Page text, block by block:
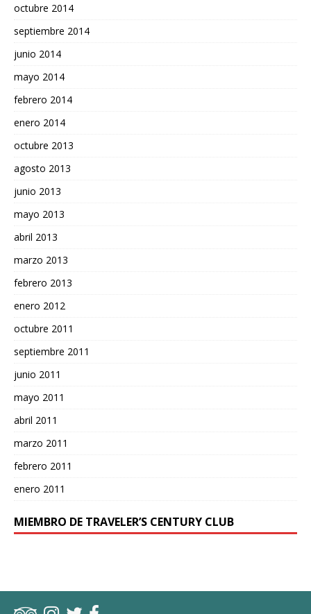
octubre 2014
septiembre 2014
junio 2014
mayo 2014
febrero 2014
enero 2014
octubre 2013
agosto 2013
junio 2013
mayo 2013
abril 2013
marzo 2013
febrero 2013
enero 2012
octubre 2011
septiembre 2011
junio 2011
mayo 2011
abril 2011
marzo 2011
febrero 2011
enero 2011
MIEMBRO DE TRAVELER’S CENTURY CLUB